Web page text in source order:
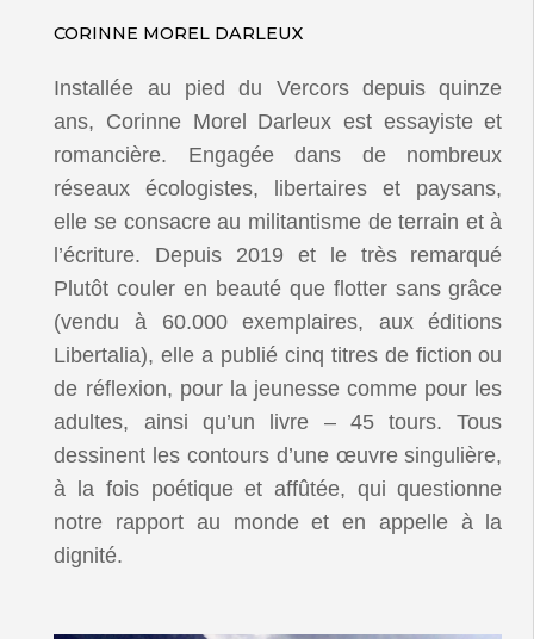
CORINNE MOREL DARLEUX
Installée au pied du Vercors depuis quinze
ans, Corinne Morel Darleux est essayiste et
romancière. Engagée dans de nombreux
réseaux écologistes, libertaires et paysans,
elle se consacre au militantisme de terrain et à
l’écriture. Depuis 2019 et le très remarqué
Plutôt couler en beauté que flotter sans grâce
(vendu à 60.000 exemplaires, aux éditions
Libertalia), elle a publié cinq titres de fiction ou
de réflexion, pour la jeunesse comme pour les
adultes, ainsi qu’un livre – 45 tours. Tous
dessinent les contours d’une œuvre singulière,
à la fois poétique et affûtée, qui questionne
notre rapport au monde et en appelle à la
dignité.